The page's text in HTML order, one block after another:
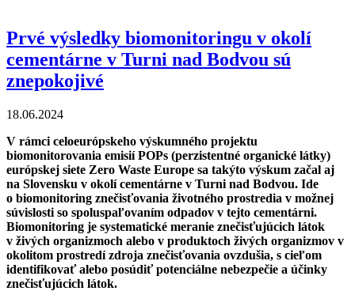
​​​​​​​Prvé výsledky biomonitoringu v okolí
cementárne v Turni nad Bodvou sú
znepokojivé
18.06.2024
V rámci celoeurópskeho výskumného projektu
biomonitorovania emisií POPs (perzistentné organické látky)
európskej siete Zero Waste Europe sa takýto výskum začal aj
na Slovensku v okolí cementárne v Turni nad Bodvou. Ide
o biomonitoring znečisťovania životného prostredia v možnej
súvislosti so spoluspaľovaním odpadov v tejto cementárni.
Biomonitoring je systematické meranie znečisťujúcich látok
v živých organizmoch alebo v produktoch živých organizmov v
okolitom prostredí zdroja znečisťovania ovzdušia, s cieľom
identifikovať alebo posúdiť potenciálne nebezpečie a účinky
znečisťujúcich látok.